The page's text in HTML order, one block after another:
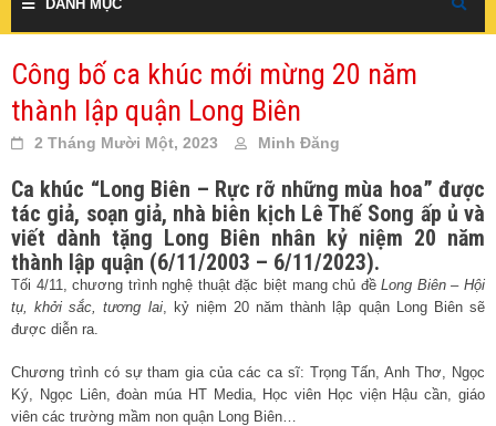
DANH MỤC
Công bố ca khúc mới mừng 20 năm
thành lập quận Long Biên
2 Tháng Mười Một, 2023 Minh Đăng
Ca khúc “Long Biên – Rực rỡ những mùa hoa” được
tác giả, soạn giả, nhà biên kịch Lê Thế Song ấp ủ và
viết dành tặng Long Biên nhân kỷ niệm 20 năm
thành lập quận (6/11/2003 – 6/11/2023).
Tối 4/11, chương trình nghệ thuật đặc biệt mang chủ đềLong Biên – Hội
tụ, khởi sắc, tương lai, kỷ niệm 20 năm thành lập quận Long Biên sẽ
được diễn ra.
Chương trình có sự tham gia của các ca sĩ: Trọng Tấn, Anh Thơ, Ngọc
Ký, Ngọc Liên, đoàn múa HT Media, Học viên Học viện Hậu cần, giáo
viên các trường mầm non quận Long Biên…